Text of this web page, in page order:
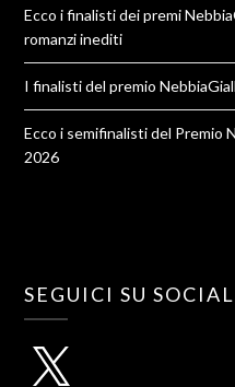
Ecco i finalisti dei premi
romanzi inediti
I finalisti del premio
Ecco i semifinalisti del Premio
2026
SEGUICI SU SOCIAL